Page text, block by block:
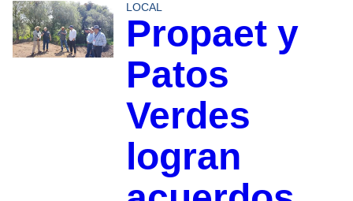
LOCAL
Propaet y
Patos
Verdes
logran